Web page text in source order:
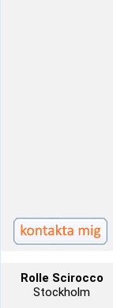
Rolle Scirocco
Stockholm